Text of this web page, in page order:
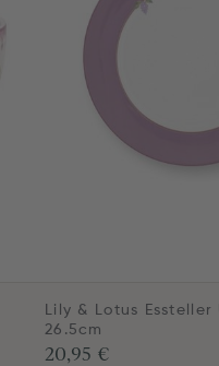
Lily & Lotus Essteller
26.5cm
20,95 €